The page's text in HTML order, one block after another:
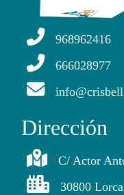
968962416
666028977
Dirección
C/ Actor
30800 Lorca